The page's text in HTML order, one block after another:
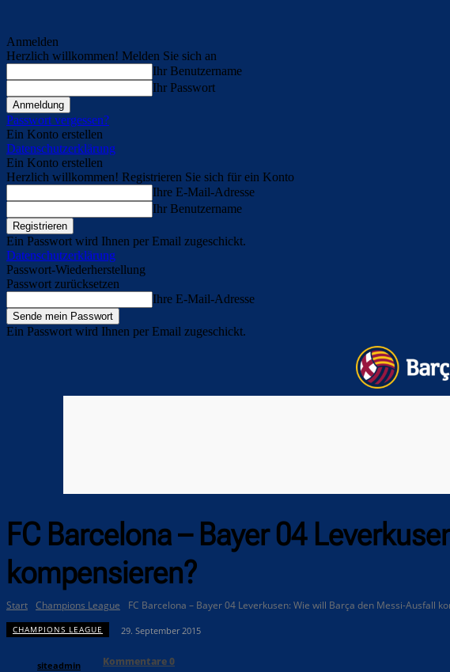
Anmelden
Herzlich willkommen! Melden Sie sich an
Ihr Benutzername
Ihr Passwort
Passwort vergessen?
Ein Konto erstellen
Datenschutzerklärung
Ein Konto erstellen
Herzlich willkommen! Registrieren Sie sich für ein Konto
Ihre E-Mail-Adresse
Ihr Benutzername
Ein Passwort wird Ihnen per Email zugeschickt.
Datenschutzerklärung
Passwort-Wiederherstellung
Passwort zurücksetzen
Ihre E-Mail-Adresse
Ein Passwort wird Ihnen per Email zugeschickt.
FC Barcelona – Bayer 04
kompensieren?
Start Champions League FC Barcelona – Bayer 04 Leverkusen: Wie will Barça den Messi-Ausfall
CHAMPIONS LEAGUE 29. September 2015
siteadmin Kommentare0